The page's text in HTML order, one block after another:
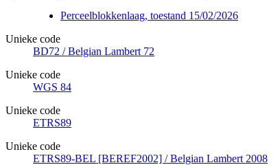
Perceelblokkenlaag, toestand 15/02/2026
Unieke code
BD72 / Belgian Lambert 72
Unieke code
WGS 84
Unieke code
ETRS89
Unieke code
ETRS89-BEL [BEREF2002] / Belgian Lambert 2008